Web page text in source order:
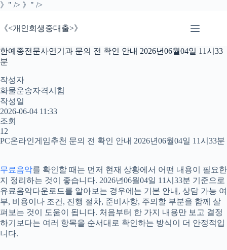
》" /> 》" />본
으
건
너
《<개인회생중대출>》
한예종전문사연기과 문의 전 확인 안내 2026년06월04일 11시33
분
작성자
화물운송자격시험
작성일
2026-06-04 11:33
조회
12
PC온라인게임추천 문의 전 확인 안내 2026년06월04일 11시33분
무료음악를 확인할 때는 먼저 현재 상황에서 어떤 내용이 필요한
지 정리하는 것이 좋습니다. 2026년06월04일 11시33분 기준으로
유료음악다운로드를 알아보는 경우에는 기본 안내, 상담 가능 여
부, 비용이나 조건, 진행 절차, 준비사항, 주의할 부분을 함께 살
펴보는 것이 도움이 됩니다. 처음부터 한 가지 내용만 보고 결정
하기보다는 여러 항목을 순서대로 확인하는 방식이 더 안정적입
니다.